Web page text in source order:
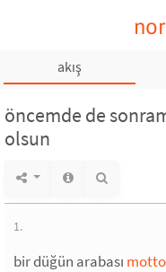
akış
öncemde de
olsun
1.
bir düğün arabası motto